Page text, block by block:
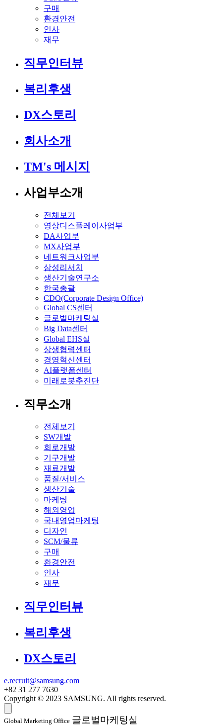
구매
환경안전
인사
재무
직무인터뷰
복리후생
DX스토리
회사소개
TM's 메시지
사업부소개
전체보기
영상디스플레이사업부
DA사업부
MX사업부
네트워크사업부
삼성리서치
생산기술연구소
한국총괄
CDO(Corporate Design Office)
Global CS센터
글로벌마케팅실
Big Data센터
Global EHS실
상생협력센터
경영혁신센터
AI플랫폼센터
미래로봇추진단
직무소개
전체보기
SW개발
회로개발
기구개발
재료개발
품질/서비스
생산기술
마케팅
해외영업
국내영업마케팅
디자인
SCM/물류
구매
환경안전
인사
재무
직무인터뷰
복리후생
DX스토리
e.recruit@samsung.com
+82 31 277 7630
Copyright © 2023 SAMSUNG. All rights reserved.
Global Marketing Office 글로벌마케팅실